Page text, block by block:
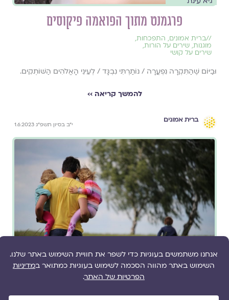
פרגמנט מתוך הפואמה פיקוסים
//ברית אמונים, התפכחות,
מוגנות, שירים על הורות,
שירים על קושי
וּבַיּוֹם שֶׁהַתִּקְרָה נִפְעֲרָה / נוֹתַרְתִּי נִבְגָּד / לְעֵינֵי הָאֱלֹהִים הַשּׁוֹתְקִים.
להמשך קריאה ››
ברית אמונים
י״ב בסיון תשפ״ג 1.6.2023
צוות גלויה